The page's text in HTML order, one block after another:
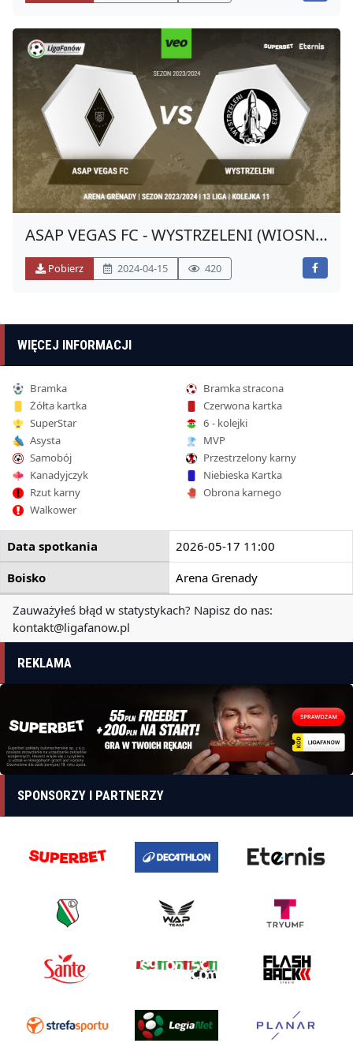
ASAP VEGAS FC - WYSTRZELENI (WIOSNA
2024)
Pobierz 2024-04-15 420
WIĘCEJ INFORMACJI
Bramka
Bramka stracona
Żółta kartka
Czerwona kartka
SuperStar
6 - kolejki
Asysta
MVP
Samobój
Przestrzelony karny
Kanadyjczyk
Niebieska Kartka
Rzut karny
Obrona karnego
Walkower
Data spotkania
2026-05-17 11:00
Boisko
Arena Grenady
Zauważyłeś błąd w statystykach? Napisz do nas:
kontakt@ligafanow.pl
REKLAMA